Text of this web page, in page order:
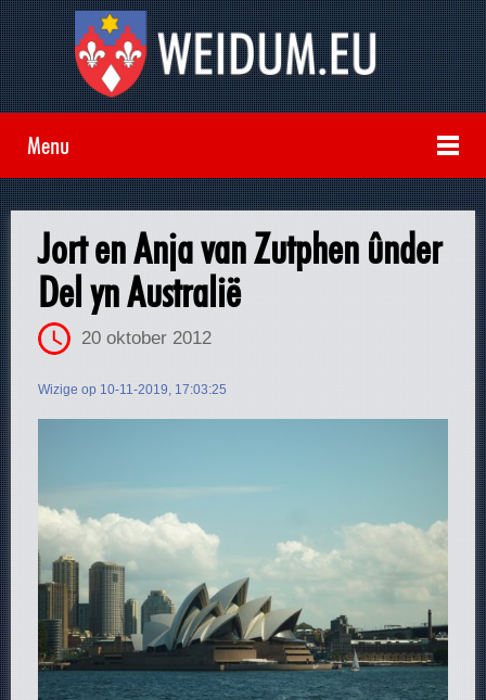
Menu
Jort en Anja van Zutphen ûnder
Del yn Australië
20 oktober 2012
Wizige op 10-11-2019, 17:03:25